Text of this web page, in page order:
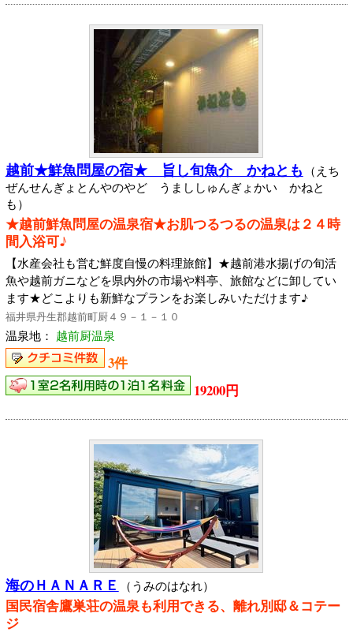
越前★鮮魚問屋の宿★ 旨し旬魚介 かねとも
（えち
ぜんせんぎょとんやのやど うまししゅんぎょかい かねと
も）
★越前鮮魚問屋の温泉宿★お肌つるつるの温泉は２４時
間入浴可♪
【水産会社も営む鮮度自慢の料理旅館】★越前港水揚げの旬活
魚や越前ガニなどを県内外の市場や料亭、旅館などに卸してい
ます★どこよりも新鮮なプランをお楽しみいただけます♪
福井県丹生郡越前町厨４９－１－１０
温泉地： 越前厨温泉
3件
19200円
海のＨＡＮＡＲＥ （うみのはなれ）
国民宿舎鷹巣荘の温泉も利用できる、離れ別邸＆コテー
ジ